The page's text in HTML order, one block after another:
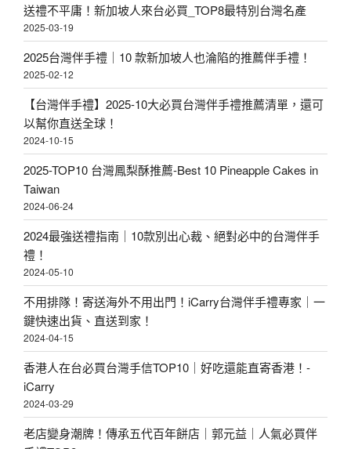
送禮不平庸！新加坡人來台必買_TOP8最特別台灣名產
2025-03-19
2025台灣伴手禮｜10 款新加坡人也淪陷的推薦伴手禮！
2025-02-12
【台灣伴手禮】2025-10大必買台灣伴手禮推薦清單，還可
以幫你直送全球！
2024-10-15
2025-TOP10 台灣鳳梨酥推薦-Best 10 Pineapple Cakes in
Taiwan
2024-06-24
2024最強送禮指南｜10款別出心裁、絕對必中的台灣伴手
禮！
2024-05-10
不用排隊！寄送海外不用出門！iCarry台灣伴手禮專家｜一
鍵快速出貨、直送到家！
2024-04-15
香港人在台必買台灣手信TOP10｜好吃還能直寄香港！-
iCarry
2024-03-29
老店變身潮牌！傳承五代百年餅店｜郭元益｜人氣必買伴